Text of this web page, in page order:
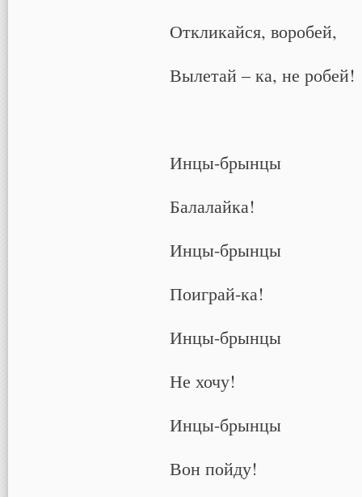
Откликайся, воробей,
Вылетай – ка, не робей!
Инцы-брынцы
Балалайка!
Инцы-брынцы
Поиграй-ка!
Инцы-брынцы
Не хочу!
Инцы-брынцы
Вон пойду!